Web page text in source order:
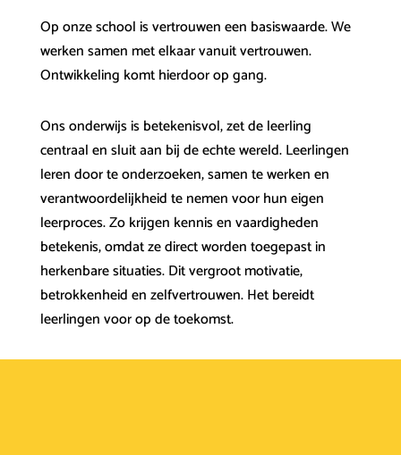
Op onze school is vertrouwen een basiswaarde. We
werken samen met elkaar vanuit vertrouwen.
Ontwikkeling komt hierdoor op gang.
Ons onderwijs is betekenisvol, zet de leerling
centraal en sluit aan bij de echte wereld. Leerlingen
leren door te onderzoeken, samen te werken en
verantwoordelijkheid te nemen voor hun eigen
leerproces. Zo krijgen kennis en vaardigheden
betekenis, omdat ze direct worden toegepast in
herkenbare situaties. Dit vergroot motivatie,
betrokkenheid en zelfvertrouwen. Het bereidt
leerlingen voor op de toekomst.